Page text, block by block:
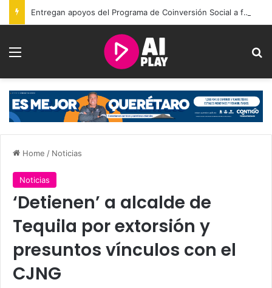
Entregan apoyos del Programa de Coinversión Social a familias de Amealco
Menu
Home / Noticias
Noticias
‘Detienen’ a alcalde de
Tequila por extorsión y
presuntos vínculos con el
CJNG